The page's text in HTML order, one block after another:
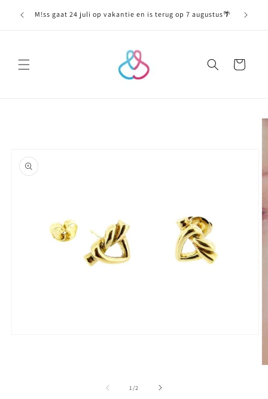
naar deM!ss gaat 24 juli op vakantie en is terug op 7 augustus🌴
Winkelwagen
1 /van
2